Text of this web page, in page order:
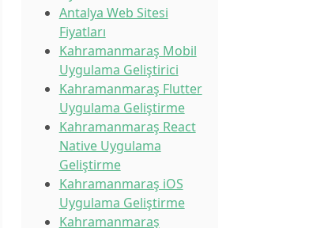
Antalya Web Sitesi
Fiyatları
Kahramanmaraş Mobil
Uygulama Geliştirici
Kahramanmaraş Flutter
Uygulama Geliştirme
Kahramanmaraş React
Native Uygulama
Geliştirme
Kahramanmaraş iOS
Uygulama Geliştirme
Kahramanmaraş